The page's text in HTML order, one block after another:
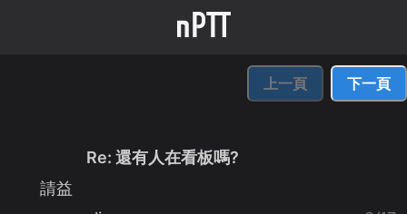
上一頁 下一頁
請益
Re: 還有人在看板嗎?